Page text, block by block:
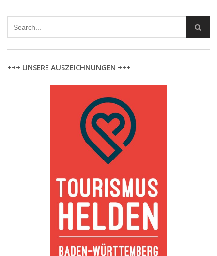
+++ UNSERE AUSZEICHNUNGEN +++